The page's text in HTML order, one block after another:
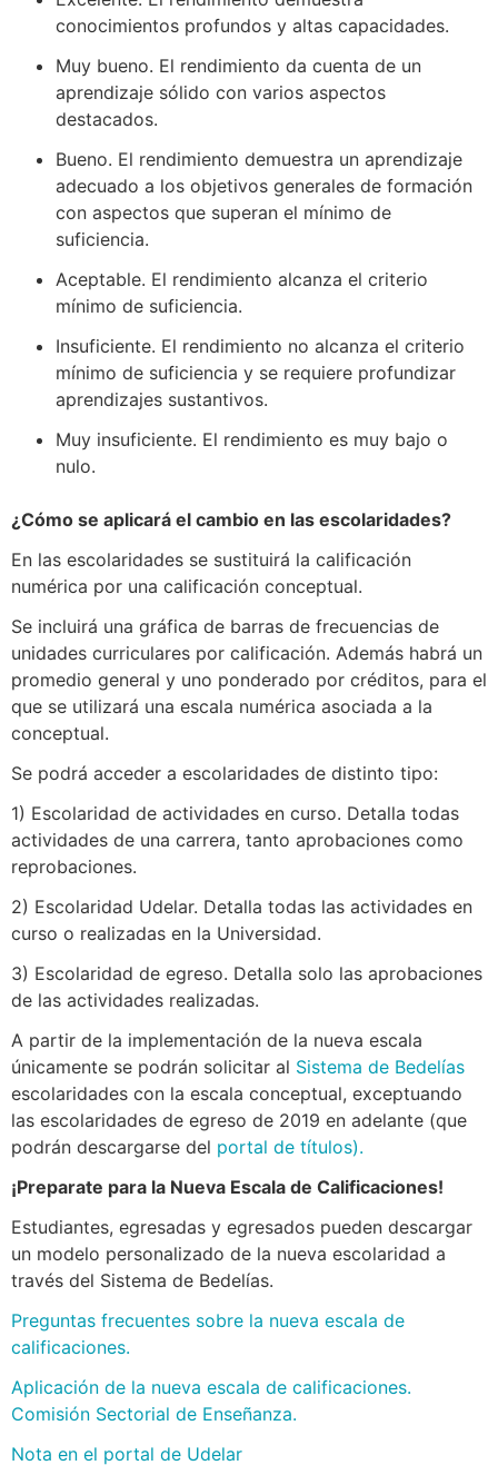
conocimientos profundos y altas capacidades.
Muy bueno. El rendimiento da cuenta de un
aprendizaje sólido con varios aspectos
destacados.
Bueno. El rendimiento demuestra un aprendizaje
adecuado a los objetivos generales de formación
con aspectos que superan el mínimo de
suficiencia.
Aceptable. El rendimiento alcanza el criterio
mínimo de suficiencia.
Insuficiente. El rendimiento no alcanza el criterio
mínimo de suficiencia y se requiere profundizar
aprendizajes sustantivos.
Muy insuficiente. El rendimiento es muy bajo o
nulo.
¿Cómo se aplicará el cambio en las escolaridades?
En las escolaridades se sustituirá la calificación
numérica por una calificación conceptual.
Se incluirá una gráfica de barras de frecuencias de
unidades curriculares por calificación. Además habrá un
promedio general y uno ponderado por créditos, para el
que se utilizará una escala numérica asociada a la
conceptual.
Se podrá acceder a escolaridades de distinto tipo:
1) Escolaridad de actividades en curso. Detalla todas
actividades de una carrera, tanto aprobaciones como
reprobaciones.
2) Escolaridad Udelar. Detalla todas las actividades en
curso o realizadas en la Universidad.
3) Escolaridad de egreso. Detalla solo las aprobaciones
de las actividades realizadas.
A partir de la implementación de la nueva escala
únicamente se podrán solicitar al Sistema de Bedelías
escolaridades con la escala conceptual, exceptuando
las escolaridades de egreso de 2019 en adelante (que
podrán descargarse del portal de títulos).
¡Preparate para la Nueva Escala de Calificaciones!
Estudiantes, egresadas y egresados pueden descargar
un modelo personalizado de la nueva escolaridad a
través del Sistema de Bedelías.
Preguntas frecuentes sobre la nueva escala de
calificaciones.
Aplicación de la nueva escala de calificaciones.
Comisión Sectorial de Enseñanza.
Nota en el portal de Udelar